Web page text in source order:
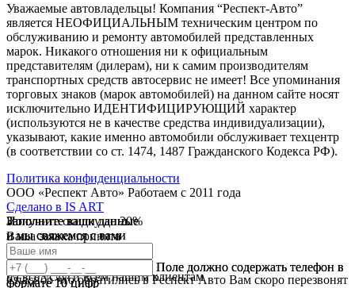
Уважаемые автовладельцы! Компания “Респект-Авто”
является НЕОФИЦИАЛЬНЫМ техническим центром по
обслуживанию и ремонту автомобилей представленных
марок. Никакого отношения ни к официальным
представителям (дилерам), ни к самим производителям
транспортных средств автосервис не имеет! Все упоминания
торговых знаков (марок автомобилей) на данном сайте носят
исключительно ИДЕНТИФИЦИРУЮЩИЙ характер
(используются не в качестве средства индивидуализации),
указывают, какие именно автомобили обслуживает техцентр
(в соответствии со ст. 1474, 1487 Гражданского Кодекса РФ).
Политика конфиденциальности
ООО «Респект Авто» Работаем с 2011 года
Сделано в IS ART
Заполните ваши данные
и мы свяжемся с вами
Поле должно содержать телефон в
формате 10 цифр
Получите скидку до 20%
В течении 10 дней
мы предоставляем скидку
на все услуги всем нашим клиентам
Заполните ваши данные
и мы свяжемся с вами
Поле должно содержать телефон в
формате 10 цифр
✓
Ваша заявка принята
✓
Ваш ответ принят
Спасибо что обратились в Респект Авто Вам скоро перезвонят